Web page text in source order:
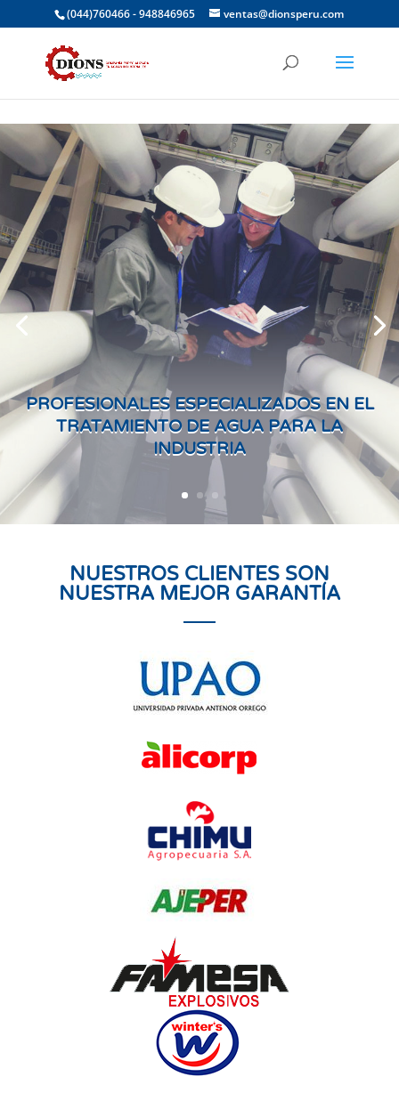
(044)760466 - 948846965 ventas@dionsperu.com
PROFESIONALES ESPECIALIZADOS EN EL
TRATAMIENTO DE AGUA PARA LA
INDUSTRIA
NUESTROS CLIENTES SON
NUESTRA MEJOR GARANTÍA